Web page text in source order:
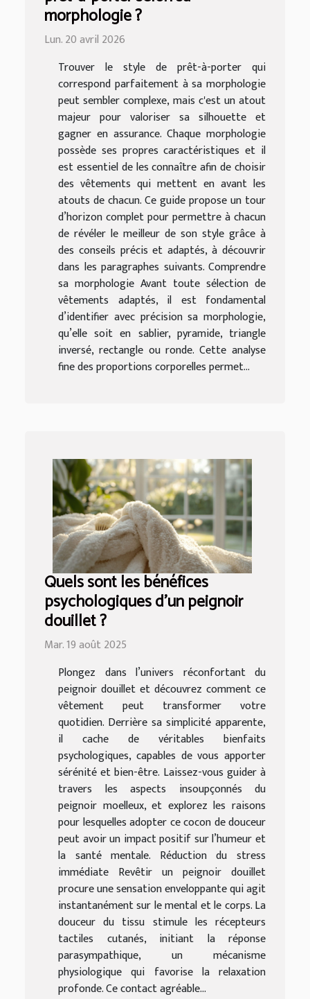
morphologie ?
Lun. 20 avril 2026
Trouver le style de prêt-à-porter qui
correspond parfaitement à sa morphologie
peut sembler complexe, mais c'est un atout
majeur pour valoriser sa silhouette et
gagner en assurance. Chaque morphologie
possède ses propres caractéristiques et il
est essentiel de les connaître afin de choisir
des vêtements qui mettent en avant les
atouts de chacun. Ce guide propose un tour
d’horizon complet pour permettre à chacun
de révéler le meilleur de son style grâce à
des conseils précis et adaptés, à découvrir
dans les paragraphes suivants. Comprendre
sa morphologie Avant toute sélection de
vêtements adaptés, il est fondamental
d’identifier avec précision sa morphologie,
qu’elle soit en sablier, pyramide, triangle
inversé, rectangle ou ronde. Cette analyse
fine des proportions corporelles permet...
Quels sont les bénéfices
psychologiques d'un peignoir
douillet ?
Mar. 19 août 2025
Plongez dans l’univers réconfortant du
peignoir douillet et découvrez comment ce
vêtement peut transformer votre
quotidien. Derrière sa simplicité apparente,
il cache de véritables bienfaits
psychologiques, capables de vous apporter
sérénité et bien-être. Laissez-vous guider à
travers les aspects insoupçonnés du
peignoir moelleux, et explorez les raisons
pour lesquelles adopter ce cocon de douceur
peut avoir un impact positif sur l’humeur et
la santé mentale. Réduction du stress
immédiate Revêtir un peignoir douillet
procure une sensation enveloppante qui agit
instantanément sur le mental et le corps. La
douceur du tissu stimule les récepteurs
tactiles cutanés, initiant la réponse
parasympathique, un mécanisme
physiologique qui favorise la relaxation
profonde. Ce contact agréable...